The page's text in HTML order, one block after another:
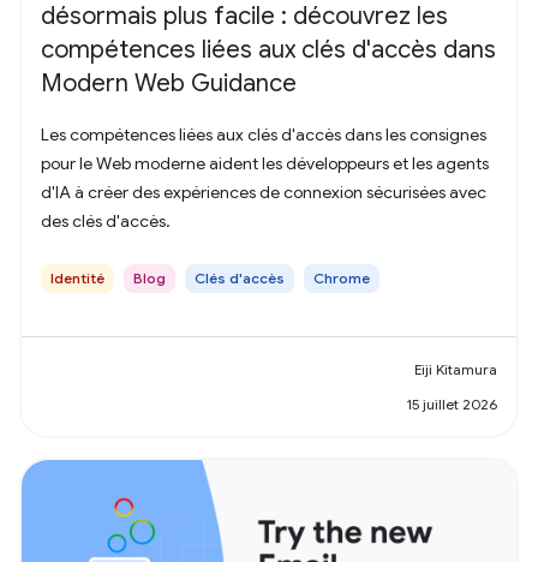
désormais plus facile : découvrez les
compétences liées aux clés d'accès dans
Modern Web Guidance
Les compétences liées aux clés d'accès dans les consignes
pour le Web moderne aident les développeurs et les agents
d'IA à créer des expériences de connexion sécurisées avec
des clés d'accès.
Identité Blog Clés d'accès Chrome
Eiji Kitamura
15 juillet 2026